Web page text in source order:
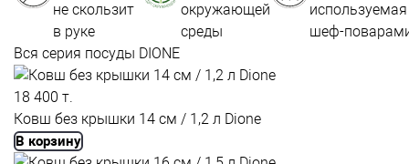
не скользит
в руке
окружающей
среды
используемая
шеф-
Вся серия посуды DIONE
18 400 т.
Ковш без крышки 14 см / 1,2 л Dione
В корзину